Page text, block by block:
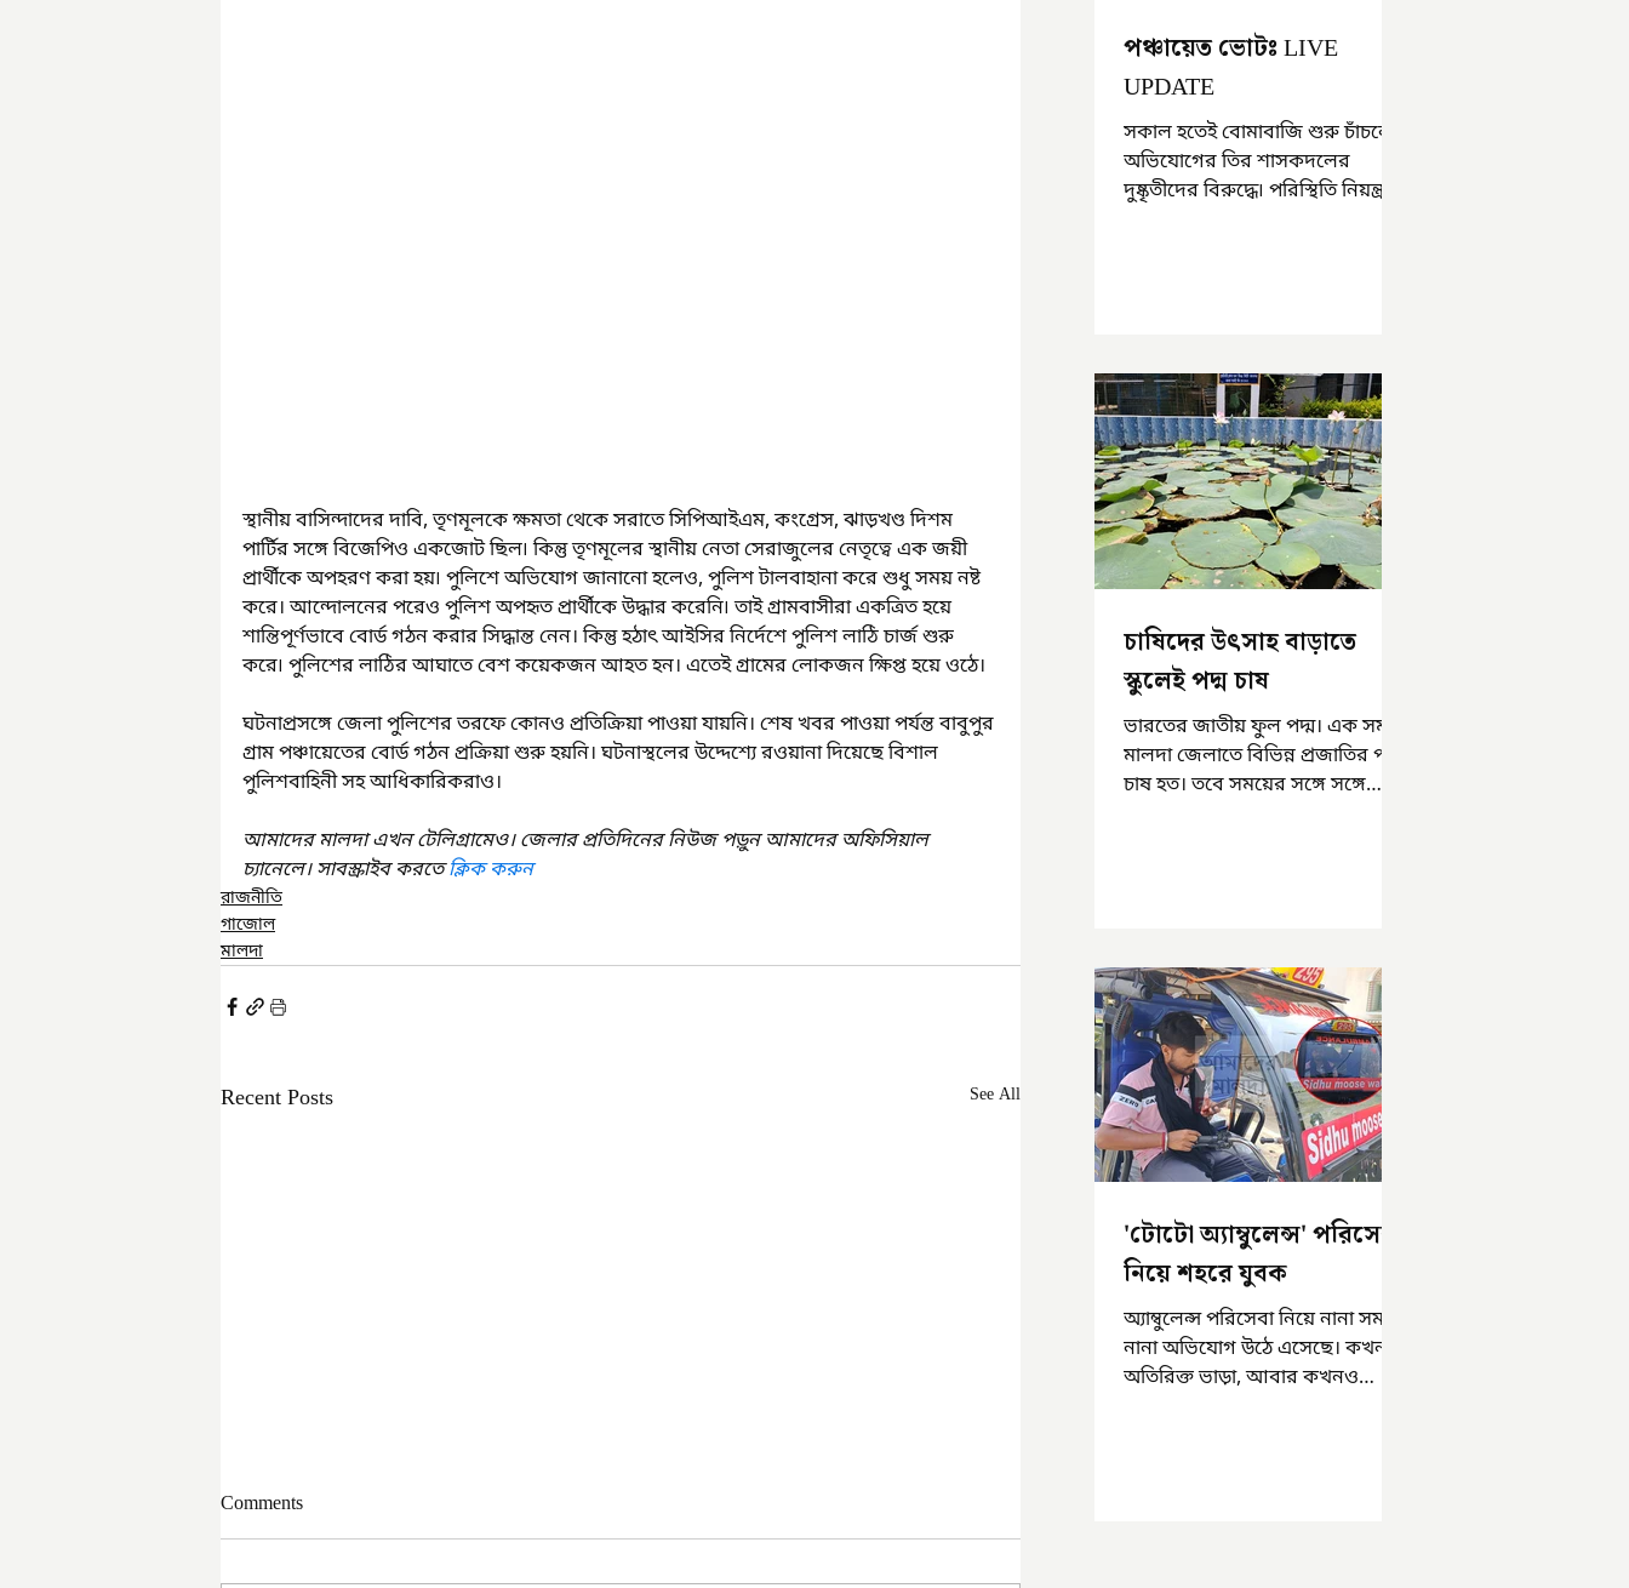
স্থানীয় বাসিন্দাদের দাবি, তৃণমূলকে ক্ষমতা থেকে সরাতে সিপিআইএম, কংগ্রেস, ঝাড়খণ্ড দিশম
পার্টির সঙ্গে বিজেপিও একজোট ছিল৷ কিন্তু তৃণমূলের স্থানীয় নেতা সেরাজুলের নেতৃত্বে এক জয়ী
প্রার্থীকে অপহরণ করা হয়৷ পুলিশে অভিযোগ জানানো হলেও, পুলিশ টালবাহানা করে শুধু সময় নষ্ট
করে। আন্দোলনের পরেও পুলিশ অপহৃত প্রার্থীকে উদ্ধার করেনি৷ তাই গ্রামবাসীরা একত্রিত হয়ে
শান্তিপূর্ণভাবে বোর্ড গঠন করার সিদ্ধান্ত নেন। কিন্তু হঠাৎ আইসির নির্দেশে পুলিশ লাঠি চার্জ শুরু
করে৷ পুলিশের লাঠির আঘাতে বেশ কয়েকজন আহত হন। এতেই গ্রামের লোকজন ক্ষিপ্ত হয়ে ওঠে।
ঘটনাপ্রসঙ্গে জেলা পুলিশের তরফে কোনও প্রতিক্রিয়া পাওয়া যায়নি। শেষ খবর পাওয়া পর্যন্ত বাবুপুর
গ্রাম পঞ্চায়েতের বোর্ড গঠন প্রক্রিয়া শুরু হয়নি। ঘটনাস্থলের উদ্দেশ্যে রওয়ানা দিয়েছে বিশাল
পুলিশবাহিনী সহ আধিকারিকরাও।
আমাদের মালদা এখন টেলিগ্রামেও। জেলার প্রতিদিনের নিউজ পড়ুন আমাদের অফিসিয়াল
চ্যানেলে। সাবস্ক্রাইব করতে ক্লিক করুন
রাজনীতি
গাজোল
মালদা
Recent Posts See All
Comments
পঞ্চায়েত ভোটঃ LIVE
UPDATE
সকাল হতেই বোমাবাজি শুরু চাঁচলে৷
অভিযোগের তির শাসকদলের
দুষ্কৃতীদের বিরুদ্ধে৷ পরিস্থিতি নিয়ন্ত্রণে
চাষিদের উৎসাহ বাড়াতে
স্কুলেই পদ্ম চাষ
ভারতের জাতীয় ফুল পদ্ম। এক সময়
মালদা জেলাতে বিভিন্ন প্রজাতির পদ্ম
চাষ হত। তবে সময়ের সঙ্গে সঙ্গে
'টোটো অ্যাম্বুলেন্স' পরিসেবা
নিয়ে শহরে যুবক
অ্যাম্বুলেন্স পরিসেবা নিয়ে নানা সময়
নানা অভিযোগ উঠে এসেছে। কখনও
অতিরিক্ত ভাড়া, আবার কখনও